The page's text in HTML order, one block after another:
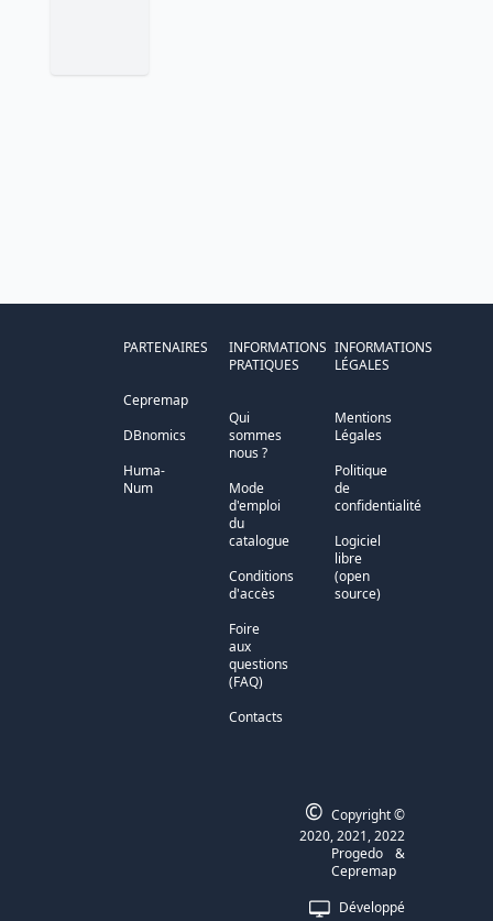
PARTENAIRES
Cepremap
DBnomics
Huma-
Num
INFORMATIONS
PRATIQUES
Qui
sommes
nous ?
Mode
d'emploi
du
catalogue
Conditions
d'accès
Foire
aux
questions
(FAQ)
Contacts
INFORMATIONS
LÉGALES
Mentions
Légales
Politique
de
confidentialité
Logiciel
libre
(open
source)
Développé
© Copyright ©
2020, 2021, 2022
Progedo
&
Cepremap